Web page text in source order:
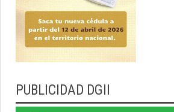
PUBLICIDAD DGII